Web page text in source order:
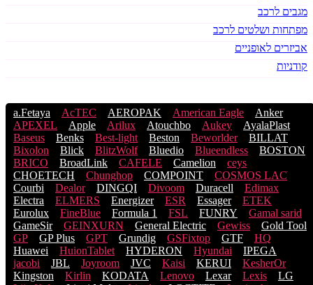
מגבים לרכב
מפתחות ושלטים לרכב
אביזרים לאופניים
קודניות
a.Fetaya AcTEC AEROPAK American Eagle
Anker
APEXEL
Apple Arilux Atouchbo Aukey
AyalaPlast
Baseus
Benks Best-light Beston Beworlder
BILLAT
Bixolon
Blick BlitzWolf Bluedio Blueendless
BOSTON
BRICO
BroadLink CAFELE Camelion
ceys
CHOETECH
Chunghop COMPOINT
COSMOS LACֹ
Courbi
Dealor DINGQI Divoom Duracell
Edimax
Electra
ELMERS Energizer ESR Essager
ETEK
Eurolux
FineBlue Formula 1 FSL FUNRY
Gamal sarid
GameSir
GEINXURN General Electric Gewiss
Gold Tool
GP
GP Plus GPT Grundig GSFixtop GTF
HQ
Huawei
HuionTablet HYDERON Hyundai
IPEGA
jacobi
JBL Joyroom JVC Kaisi KERUI
KesherOr
Kingston
Kirlin KODATA Lenovo Lexar Lexis
LG